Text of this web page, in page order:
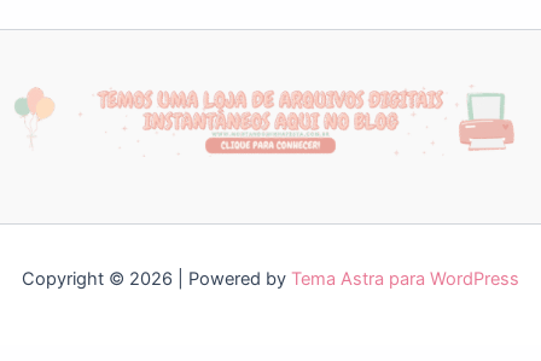
Copyright © 2026 | Powered by Tema Astra para WordPress